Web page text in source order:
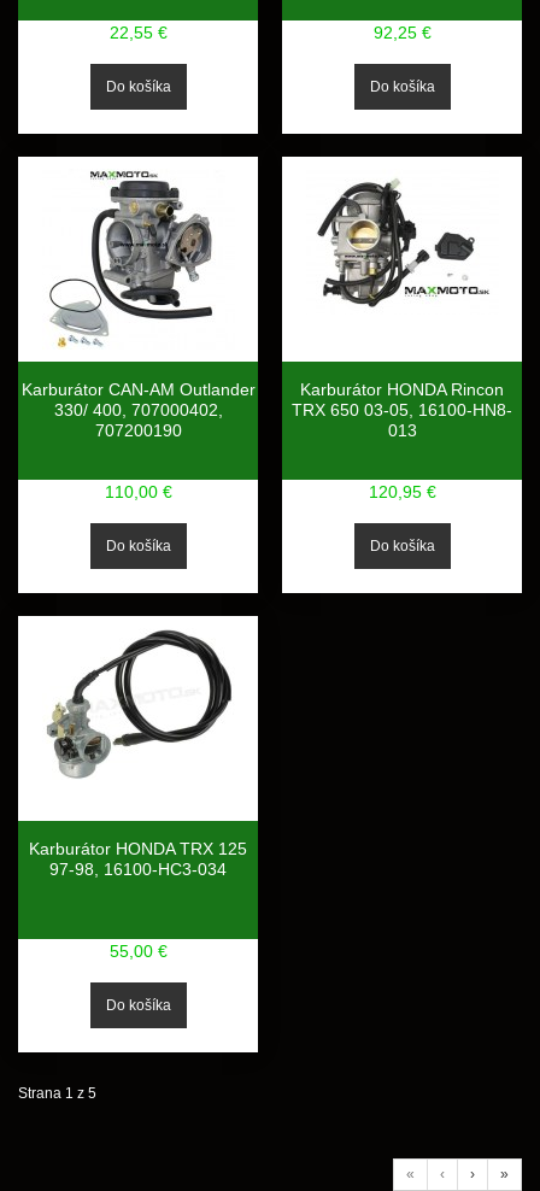
22,55 € 92,25 €
Karburátor CAN-AM Outlander
330/ 400, 707000402,
707200190
110,00 €
Karburátor HONDA Rincon
TRX 650 03-05, 16100-HN8-
013
120,95 €
Karburátor HONDA TRX 125
97-98, 16100-HC3-034
55,00 €
Strana 1 z 5
« ‹ › »